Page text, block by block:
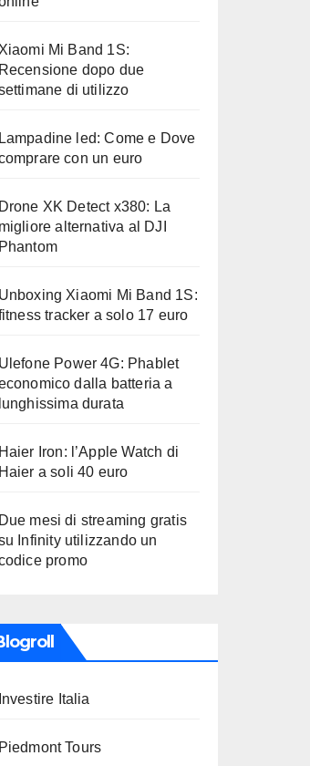
Xiaomi Mi Band 1S:
Recensione dopo due
di utilizzo
Lampadine led: Come e Dove
con un euro
Drone XK Detect x380: La
migliore alternativa al DJI
Phantom
Unboxing Xiaomi Mi Band 1S:
tracker a solo 17 euro
Ulefone Power 4G: Phablet
dalla batteria a
lunghissima durata
Haier Iron: l’Apple Watch di
Haier a soli 40 euro
Due mesi di streaming gratis
Infinity utilizzando un
promo
Investire Italia
Piedmont Tours